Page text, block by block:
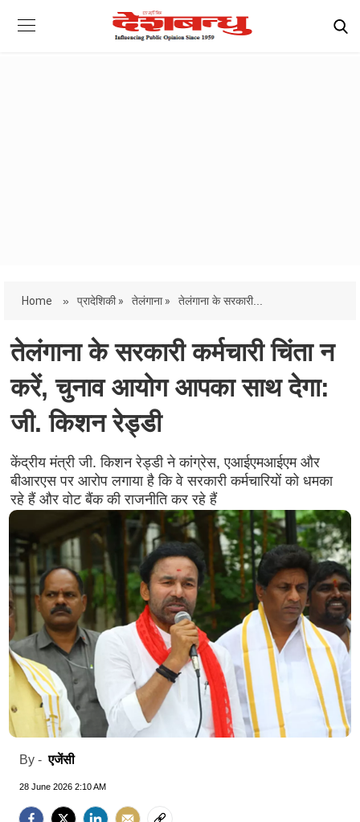
Home » प्रादेशिकी » तेलंगाना » तेलंगाना के सरकारी...
तेलंगाना के सरकारी कर्मचारी चिंता न
करें, चुनाव आयोग आपका साथ देगा:
जी. किशन रेड्डी
केंद्रीय मंत्री जी. किशन रेड्डी ने कांग्रेस, एआईएमआईएम और
बीआरएस पर आरोप लगाया है कि वे सरकारी कर्मचारियों को धमका
रहे हैं और वोट बैंक की राजनीति कर रहे हैं
By -एजेंसी
28 June 2026 2:10 AM